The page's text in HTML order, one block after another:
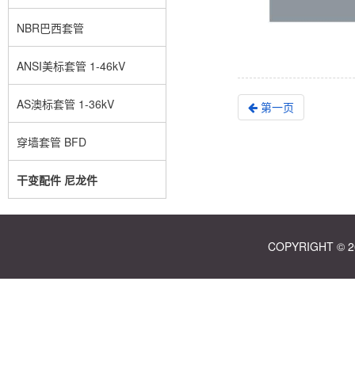
NBR巴西套管
ANSI美标套管 1-46kV
AS澳标套管 1-36kV
穿墙套管 BFD
干变配件 尼龙件
第一页
COPYRIGHT ©